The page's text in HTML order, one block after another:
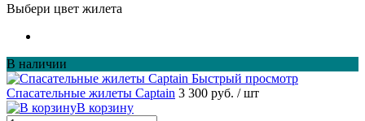
Выбери цвет жилета
В наличии
Быстрый просмотр
Спасательные жилеты Captain 3 300 руб. / шт
В корзину